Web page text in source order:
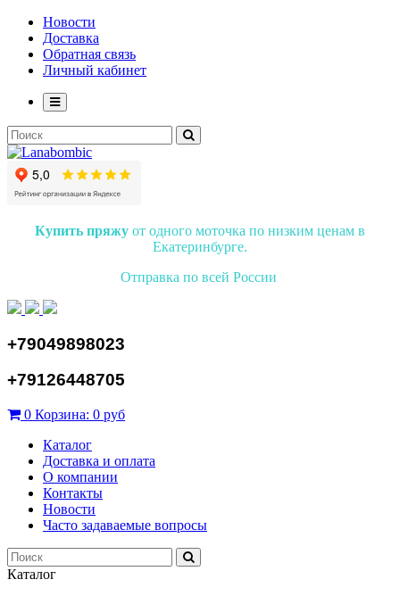
Новости
Доставка
Обратная связь
Личный кабинет
Купить пряжу от одного моточка по низким ценам в
Екатеринбурге.
Отправка по всей России
+79049898023
+79126448705
0 Корзина: 0 руб
Каталог
Доставка и оплата
О компании
Контакты
Новости
Часто задаваемые вопросы
Каталог